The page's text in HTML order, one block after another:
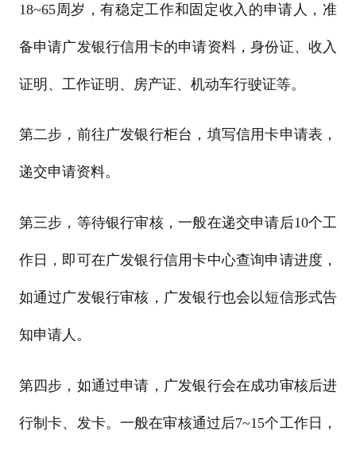
18~65周岁，有稳定工作和固定收入的申请人，准
备申请广发银行信用卡的申请资料，身份证、收入
证明、工作证明、房产证、机动车行驶证等。
第二步，前往广发银行柜台，填写信用卡申请表，
递交申请资料。
第三步，等待银行审核，一般在递交申请后10个工
作日，即可在广发银行信用卡中心查询申请进度，
如通过广发银行审核，广发银行也会以短信形式告
知申请人。
第四步，如通过申请，广发银行会在成功审核后进
行制卡、发卡。一般在审核通过后7~15个工作日，